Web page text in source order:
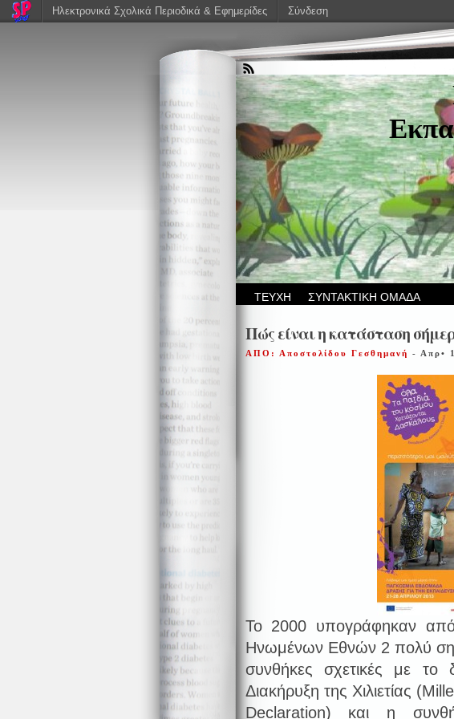
ΤΕΥΧΗ ΣΥΝΤΑΚΤΙΚΗ ΟΜΑΔΑ
Πώς είναι η κατάσταση
ΑΠΟ: Αποστολίδου Γεσθημανή - Απρ•
Το 2000 υπογράφηκαν
Ηνωμένων Εθνών 2 πολύ
συνθήκες σχετικές με το
Διακήρυξη της Χιλιετίας
Declaration) και η
Ηλεκτρονικά Σχολικά Περιοδικά & Εφημερίδες Σύνδεση